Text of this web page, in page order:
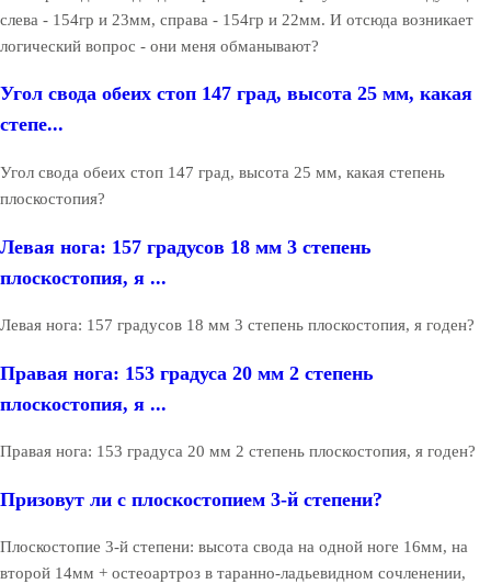
слева - 154гр и 23мм, справа - 154гр и 22мм. И отсюда возникает
логический вопрос - они меня обманывают?
Угол свода обеих стоп 147 град, высота 25 мм, какая
степе...
Угол свода обеих стоп 147 град, высота 25 мм, какая степень
плоскостопия?
Левая нога: 157 градусов 18 мм 3 степень
плоскостопия, я ...
Левая нога: 157 градусов 18 мм 3 степень плоскостопия, я годен?
Правая нога: 153 градуса 20 мм 2 степень
плоскостопия, я ...
Правая нога: 153 градуса 20 мм 2 степень плоскостопия, я годен?
Призовут ли с плоскостопием 3-й степени?
Плоскостопие 3-й степени: высота свода на одной ноге 16мм, на
второй 14мм + остеоартроз в таранно-ладьевидном сочленении,